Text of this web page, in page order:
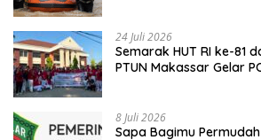
24 Juli 2026
Semarak HUT RI ke-81
PTUN Makassar Gelar
8 Juli 2026
Sapa Bagimu